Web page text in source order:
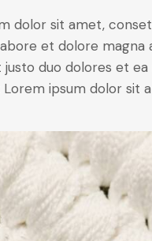
dolor sit amet,
et dolore magna
justo duo dolores et
ipsum dolor sit